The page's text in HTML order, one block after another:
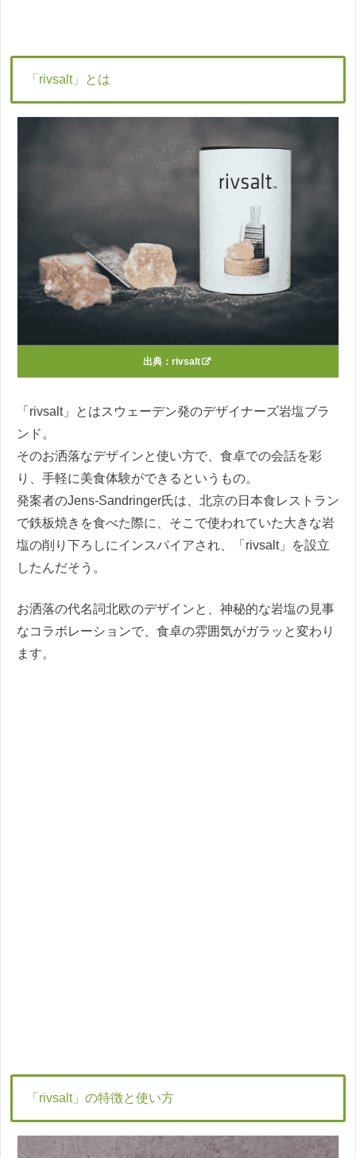
「rivsalt」とは
出典： rivsalt
「rivsalt」とはスウェーデン発のデザイナーズ岩塩ブラ
ンド。
そのお洒落なデザインと使い方で、食卓での会話を彩
り、手軽に美食体験ができるというもの。
発案者のJens-Sandringer氏は、北京の日本食レストラン
で鉄板焼きを食べた際に、そこで使われていた大きな岩
塩の削り下ろしにインスパイアされ、「rivsalt」を設立
したんだそう。
お洒落の代名詞北欧のデザインと、神秘的な岩塩の見事
なコラボレーションで、食卓の雰囲気がガラッと変わり
ます。
「rivsalt」の特徴と使い方